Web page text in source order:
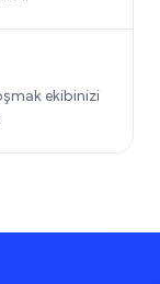
ekibinizi